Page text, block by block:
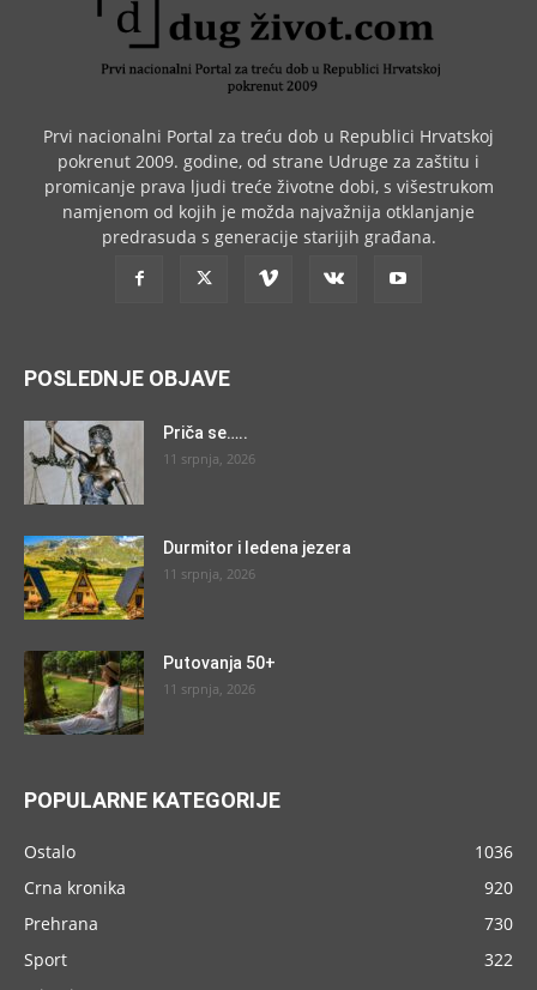
Prvi nacionalni Portal za treću dob u Republici Hrvatskoj
pokrenut 2009. godine, od strane Udruge za zaštitu i
promicanje prava ljudi treće životne dobi, s višestrukom
namjenom od kojih je možda najvažnija otklanjanje
predrasuda s generacije starijih građana.
POSLEDNJE OBJAVE
Priča se…..
11 srpnja, 2026
Durmitor i ledena jezera
11 srpnja, 2026
Putovanja 50+
11 srpnja, 2026
POPULARNE KATEGORIJE
Ostalo
1036
Crna kronika
920
Prehrana
730
Sport
322